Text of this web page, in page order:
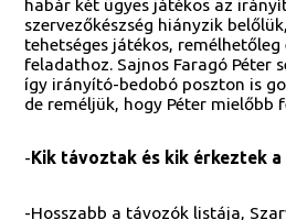
habár két ügyes játékos az
szervezőkészség hiányzik
tehetséges játékos,
feladathoz. Sajnos Faragó Péter
így irányító-bedobó poszton is
de reméljük, hogy Péter mielőbb
-Kik távoztak és kik érkeztek a
-Hosszabb a távozók listája,